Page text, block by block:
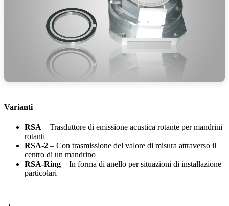
Varianti
RSA – Trasduttore di emissione acustica rotante per mandrini
rotanti
RSA-2 – Con trasmissione del valore di misura attraverso il
centro di un mandrino
RSA-Ring – In forma di anello per situazioni di installazione
particolari